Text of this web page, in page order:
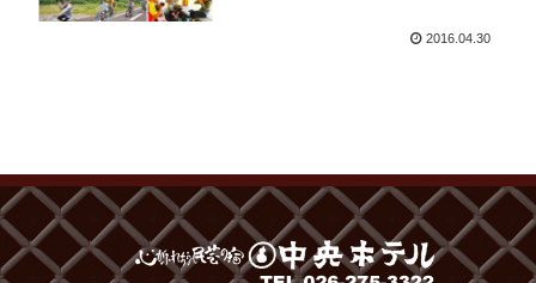
2016.04.30